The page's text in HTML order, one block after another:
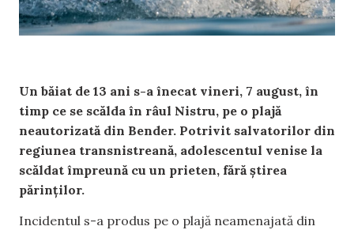
Un băiat de 13 ani s-a înecat vineri, 7 august, în
timp ce se scălda în râul Nistru, pe o plajă
neautorizată din Bender. Potrivit salvatorilor din
regiunea transnistreană, adolescentul venise la
scăldat împreună cu un prieten, fără știrea
părinților.
Incidentul s-a produs pe o plajă neamenajată din